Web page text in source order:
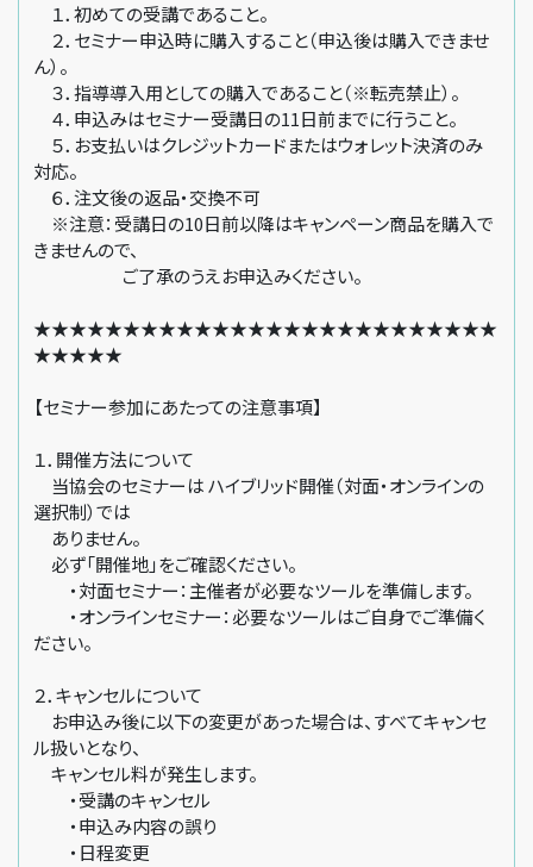
１．初めての受講であること。
２．セミナー申込時に購入すること（申込後は購入できませ
ん）。
３．指導導入用としての購入であること（※転売禁止）。
４．申込みはセミナー受講日の11日前までに行うこと。
５．お支払いはクレジットカードまたはウォレット決済のみ
対応。
６．注文後の返品・交換不可
※注意：受講日の10日前以降はキャンペーン商品を購入で
きませんので、
ご了承のうえお申込みください。
★★★★★★★★★★★★★★★★★★★★★★★★★★
★★★★★
【セミナー参加にあたっての注意事項】
１．開催方法について
当協会のセミナーは ハイブリッド開催（対面・オンラインの
選択制）では
ありません。
必ず「開催地」をご確認ください。
・対面セミナー：主催者が必要なツールを準備します。
・オンラインセミナー：必要なツールはご自身でご準備く
ださい。
２．キャンセルについて
お申込み後に以下の変更があった場合は、すべてキャンセ
ル扱いとなり、
キャンセル料が発生します。
・受講のキャンセル
・申込み内容の誤り
・日程変更